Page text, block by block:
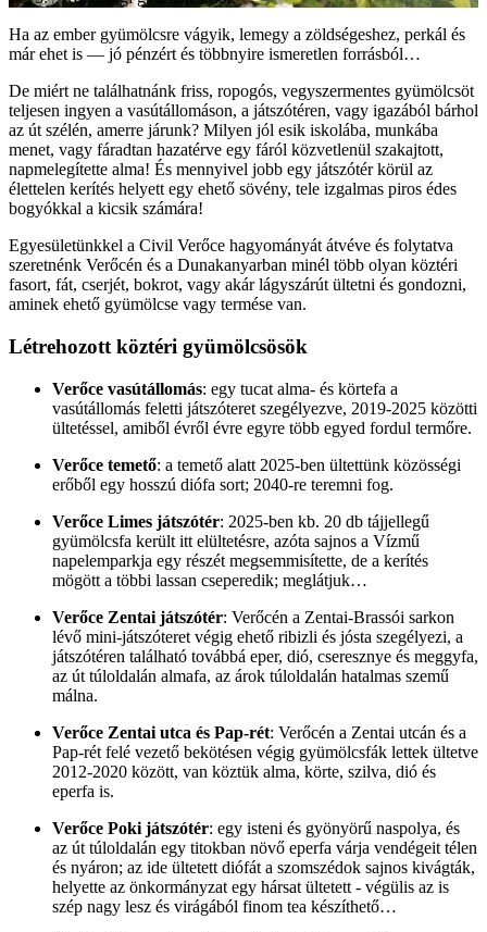
Ha az ember gyümölcsre vágyik, lemegy a zöldségeshez, perkál és
már ehet is — jó pénzért és többnyire ismeretlen forrásból…
De miért ne találhatnánk friss, ropogós, vegyszermentes gyümölcsöt
teljesen ingyen a vasútállomáson, a játszótéren, vagy igazából bárhol
az út szélén, amerre járunk? Milyen jól esik iskolába, munkába
menet, vagy fáradtan hazatérve egy fáról közvetlenül szakajtott,
napmelegítette alma! És mennyivel jobb egy játszótér körül az
élettelen kerítés helyett egy ehető sövény, tele izgalmas piros édes
bogyókkal a kicsik számára!
Egyesületünkkel a Civil Verőce hagyományát átvéve és folytatva
szeretnénk Verőcén és a Dunakanyarban minél több olyan köztéri
fasort, fát, cserjét, bokrot, vagy akár lágyszárút ültetni és gondozni,
aminek ehető gyümölcse vagy termése van.
Létrehozott köztéri gyümölcsösök
Verőce vasútállomás: egy tucat alma- és körtefa a
vasútállomás feletti játszóteret szegélyezve, 2019-2025 közötti
ültetéssel, amiből évről évre egyre több egyed fordul termőre.
Verőce temető: a temető alatt 2025-ben ültettünk közösségi
erőből egy hosszú diófa sort; 2040-re teremni fog.
Verőce Limes játszótér: 2025-ben kb. 20 db tájjellegű
gyümölcsfa került itt elültetésre, azóta sajnos a Vízmű
napelemparkja egy részét megsemmisítette, de a kerítés
mögött a többi lassan cseperedik; meglátjuk…
Verőce Zentai játszótér: Verőcén a Zentai-Brassói sarkon
lévő mini-játszóteret végig ehető ribizli és jósta szegélyezi, a
játszótéren található továbbá eper, dió, cseresznye és meggyfa,
az út túloldalán almafa, az árok túloldalán hatalmas szemű
málna.
Verőce Zentai utca és Pap-rét: Verőcén a Zentai utcán és a
Pap-rét felé vezető bekötésen végig gyümölcsfák lettek ültetve
2012-2020 között, van köztük alma, körte, szilva, dió és
eperfa is.
Verőce Poki játszótér: egy isteni és gyönyörű naspolya, és
az út túloldalán egy titokban növő eperfa várja vendégeit télen
és nyáron; az ide ültetett diófát a szomszédok sajnos kivágták,
helyette az önkormányzat egy hársat ültetett - végülis az is
szép nagy lesz és virágából finom tea készíthető…